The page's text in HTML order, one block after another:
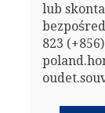
lub
823